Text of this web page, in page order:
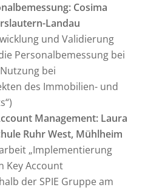
Cosima
Landau
und Validierung
Personalbemessung bei
bei
des Immobilien- und
Management: Laura
Ruhr West, Mühlheim
„Implementierung
Key Account
der SPIE Gruppe am